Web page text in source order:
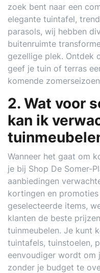
zoek bent naar een
elegante tuintafel,
parasols, wij hebben
buitenruimte
gezellige plek. Ontdek
geef je tuin of terras
komende
2. Wat voor
kan ik
Wanneer het gaat om
je bij Shop De Somer-
aanbiedingen
kortingen en
geselecteerde items,
klanten de beste
tuinmeubelen. Je kunt
tuintafels, tuinstoelen,
eenvoudiger wordt om
zonder je budget te